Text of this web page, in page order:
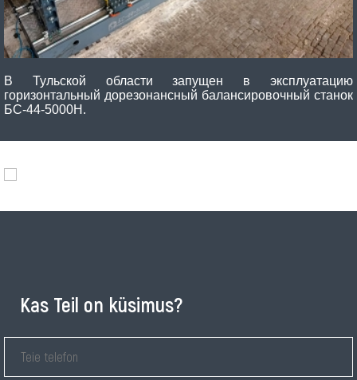
В Тульской области запущен в эксплуатацию
горизонтальный дорезонансный балансировочный станок
БС-44-5000Н.
Kas Teil on küsimus?